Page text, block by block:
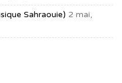
Sahraouie) 2 mai,